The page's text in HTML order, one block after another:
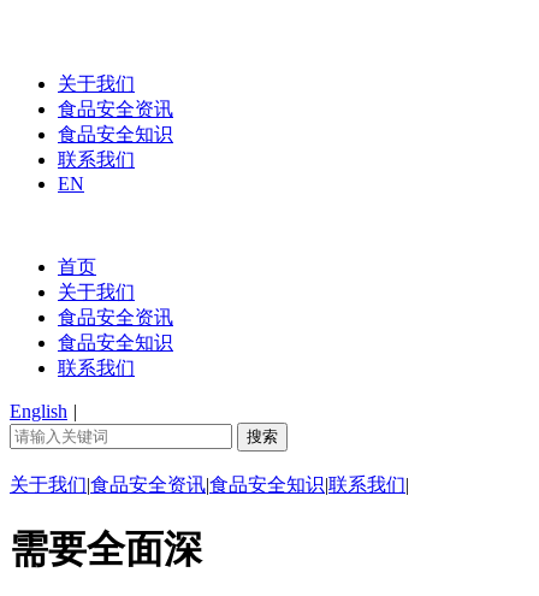
关于我们
食品安全资讯
食品安全知识
联系我们
EN
首页
关于我们
食品安全资讯
食品安全知识
联系我们
English |
关于我们|食品安全资讯|食品安全知识|联系我们|
需要全面深